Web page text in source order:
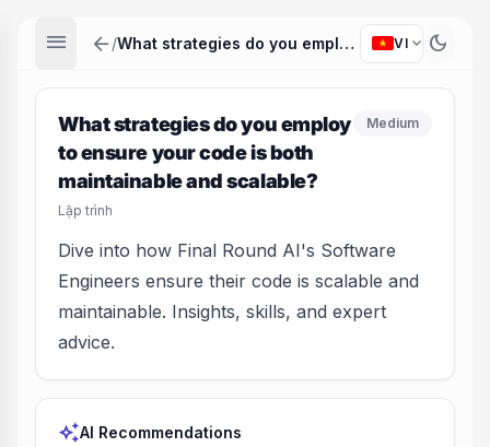
menu arrow_back / What strategies do you employ to ensure your code is both maintainable and scalable? VI expand_more dark_mode
What strategies do you employ
to ensure your code is both
maintainable and scalable?
Lập trình
Medium
Dive into how Final Round AI's Software
Engineers ensure their code is scalable and
maintainable. Insights, skills, and expert
advice.
auto_awesomeAI Recommendations